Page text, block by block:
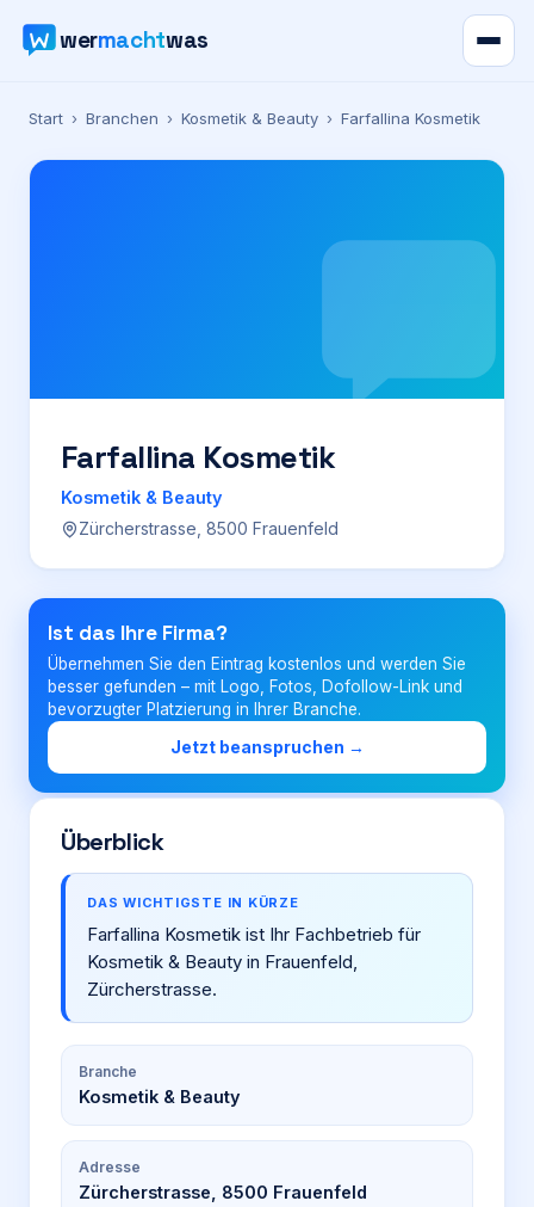
wermachtwas
Verzeichnis
Karte
Preise
Für Firmen
Login
Firma eintragen
Start › Branchen › Kosmetik & Beauty › Farfallina Kosmetik
Farfallina Kosmetik
Kosmetik & Beauty
Zürcherstrasse, 8500 Frauenfeld
Ist das Ihre Firma?
Übernehmen Sie den Eintrag kostenlos und werden Sie
besser gefunden – mit Logo, Fotos, Dofollow-Link und
bevorzugter Platzierung in Ihrer Branche.
Jetzt beanspruchen →
Überblick
DAS WICHTIGSTE IN KÜRZE
Farfallina Kosmetik ist Ihr Fachbetrieb für
Kosmetik & Beauty in Frauenfeld,
Zürcherstrasse.
Branche
Kosmetik & Beauty
Adresse
Zürcherstrasse, 8500 Frauenfeld